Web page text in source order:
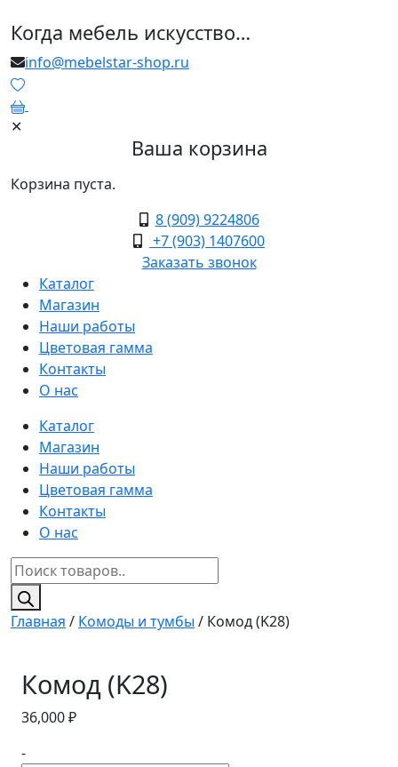
Когда мебель искусство…
info@mebelstar-shop.ru
✕
Ваша корзина
Корзина пуста.
8 (909) 9224806
+7 (903) 1407600
Заказать звонок
Каталог
Магазин
Наши работы
Цветовая гамма
Контакты
О нас
Каталог
Магазин
Наши работы
Цветовая гамма
Контакты
О нас
Поиск
товаров
Главная / Комоды и тумбы / Комод (K28)
Комод (K28)
36,000₽
-